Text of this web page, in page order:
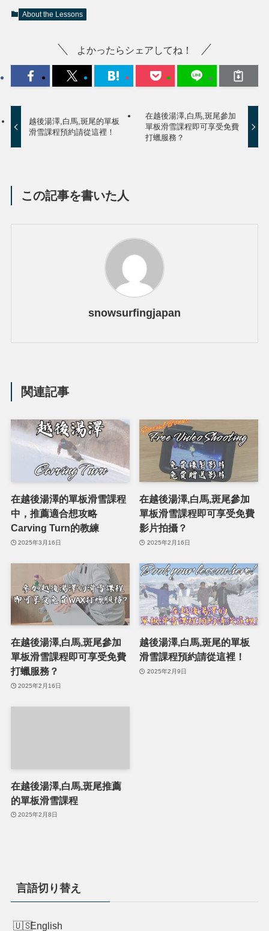
About the Lessons
よかったらシェアしてね！
越後湯澤,白馬,斑尾的單板
滑雪課程預約請從這裡！
在越後湯澤,白馬,斑尾參加
單板滑雪課程即可享受免費
打蠟服務？
この記事を書いた人
snowsurfingjapan
関連記事
在越後湯澤的單板滑雪課程
中，推薦適合想攻略
Carving Turn的教練
2025年3月16日
在越後湯澤,白馬,斑尾參加
單板滑雪課程即可享受免費
影片拍攝？
2025年2月16日
在越後湯澤,白馬,斑尾參加
單板滑雪課程即可享受免費
打蠟服務？
2025年2月16日
越後湯澤,白馬,斑尾的單板
滑雪課程預約請從這裡！
2025年2月9日
在越後湯澤,白馬,斑尾推薦
的單板滑雪課程
2025年2月8日
言語切り替え
English